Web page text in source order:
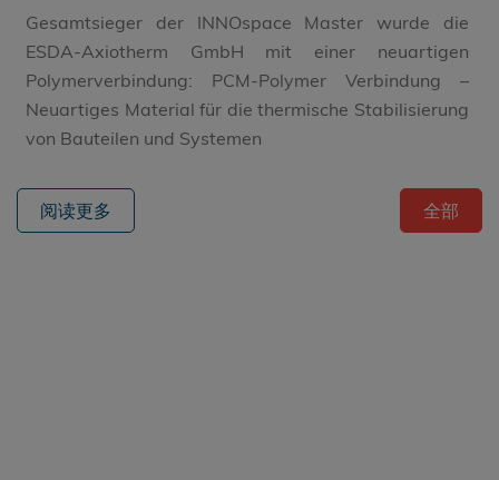
Gesamtsieger der INNOspace Master wurde die
ESDA-Axiotherm GmbH mit einer neuartigen
Polymerverbindung: PCM-Polymer Verbindung –
Neuartiges Material für die thermische Stabilisierung
von Bauteilen und Systemen
阅读更多 全部